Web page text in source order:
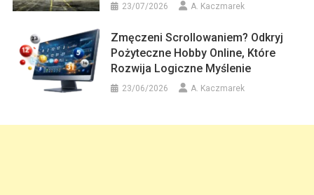
23/07/2026 A. Kaczmarek
Zmęczeni Scrollowaniem? Odkryj
Pożyteczne Hobby Online, Które
Rozwija Logiczne Myślenie
23/06/2026 A. Kaczmarek